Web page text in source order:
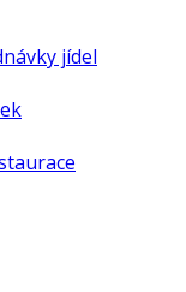
jídel